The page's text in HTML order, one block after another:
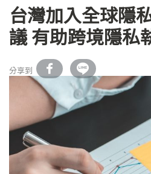
台灣加入全球隱
議 有助跨境隱私
分享到